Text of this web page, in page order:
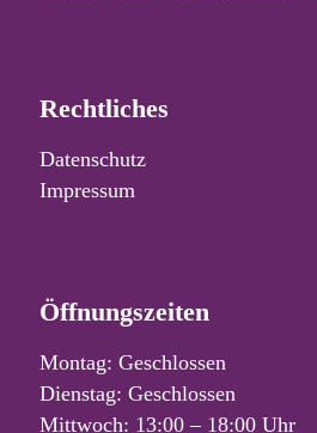
Rechtliches
Datenschutz
Impressum
Öffnungszeiten
Montag: Geschlossen
Dienstag: Geschlossen
Mittwoch: 13:00 – 18:00 Uhr